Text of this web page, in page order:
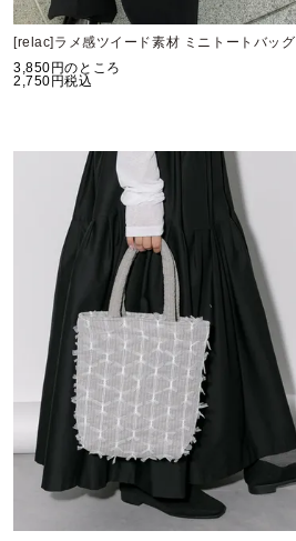
[relac]ラメ感ツイード素材 ミニトートバッグ
3,850
のところ
2,750
税込